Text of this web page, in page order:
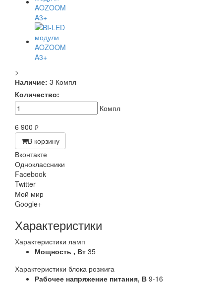
>
Наличие: 3 Компл
Количество:
Компл
6 900 руб.
В корзину
Вконтакте
Одноклассники
Facebook
Twitter
Мой мир
Google+
Характеристики
Характеристики ламп
Мощность , Вт 35
Характеристики блока розжига
Рабочее напряжение питания, В 9-16